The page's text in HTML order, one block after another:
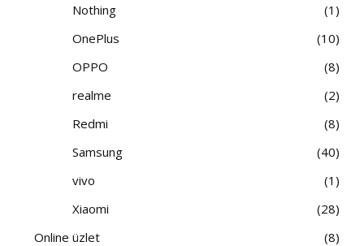
Nothing
1
OnePlus
10
OPPO
8
realme
2
Redmi
8
Samsung
40
vivo
1
Xiaomi
28
Online üzlet
8